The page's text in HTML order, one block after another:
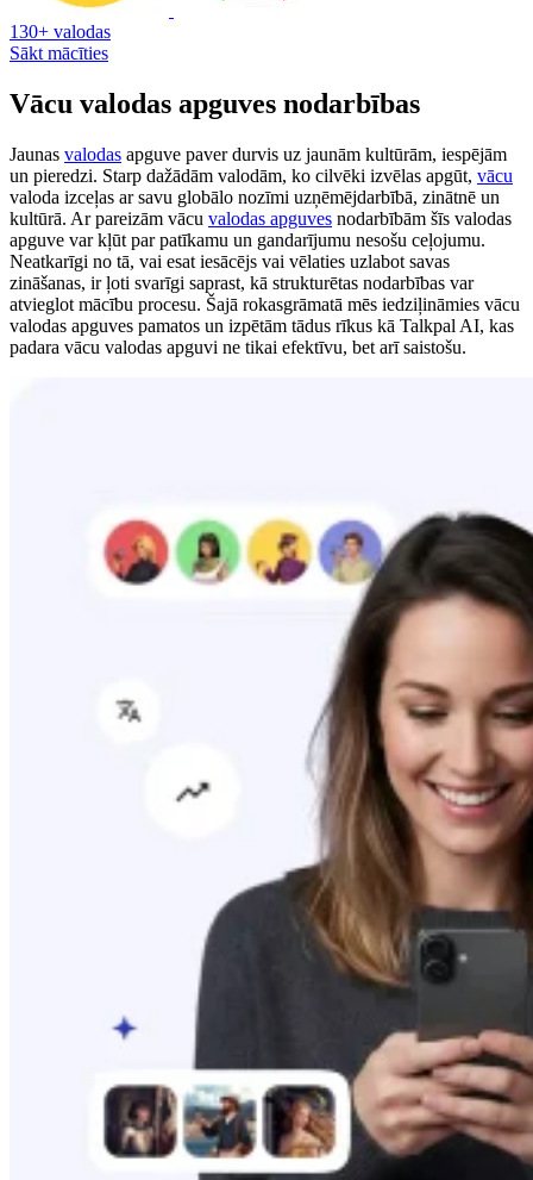
130+ valodas
Sākt mācīties
Vācu valodas apguves nodarbības
Jaunas valodas apguve paver durvis uz jaunām kultūrām, iespējām
un pieredzi. Starp dažādām valodām, ko cilvēki izvēlas apgūt, vācu
valoda izceļas ar savu globālo nozīmi uzņēmējdarbībā, zinātnē un
kultūrā. Ar pareizām vācu valodas apguves nodarbībām šīs valodas
apguve var kļūt par patīkamu un gandarījumu nesošu ceļojumu.
Neatkarīgi no tā, vai esat iesācējs vai vēlaties uzlabot savas
zināšanas, ir ļoti svarīgi saprast, kā strukturētas nodarbības var
atvieglot mācību procesu. Šajā rokasgrāmatā mēs iedziļināmies vācu
valodas apguves pamatos un izpētām tādus rīkus kā Talkpal AI, kas
padara vācu valodas apguvi ne tikai efektīvu, bet arī saistošu.